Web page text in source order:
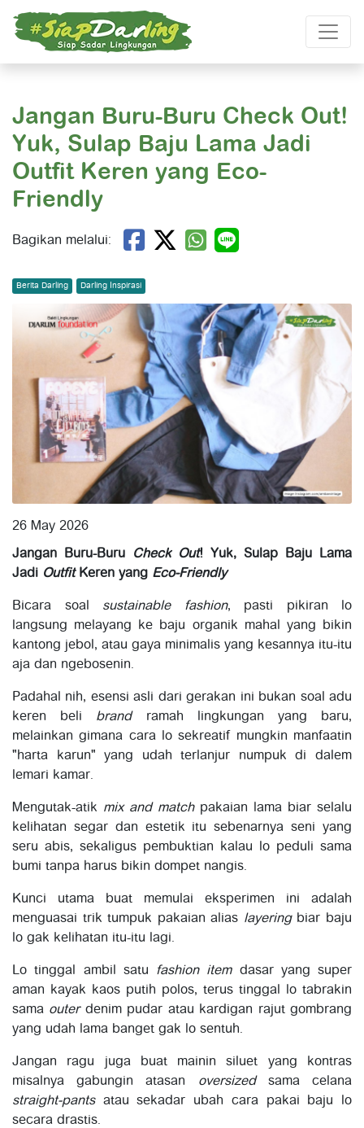
Jangan Buru-Buru Check Out!
Yuk, Sulap Baju Lama Jadi
Outfit Keren yang Eco-
Friendly
Bagikan melalui:
Berita Darling Darling Inspirasi
26 May 2026
Jangan Buru-Buru Check Out! Yuk, Sulap Baju Lama
Jadi OutfitKeren yang Eco-Friendly
Bicara soal sustainable fashion, pasti pikiran lo
langsung melayang ke baju organik mahal yang bikin
kantong jebol, atau gaya minimalis yang kesannya itu-itu
aja dan ngebosenin.
Padahal nih, esensi asli dari gerakan ini bukan soal adu
keren beli brandramah lingkungan yang baru,
melainkan gimana cara lo sekreatif mungkin manfaatin
"harta karun" yang udah terlanjur numpuk di dalem
lemari kamar.
Mengutak-atik mix and matchpakaian lama biar selalu
kelihatan segar dan estetik itu sebenarnya seni yang
seru abis, sekaligus pembuktian kalau lo peduli sama
bumi tanpa harus bikin dompet nangis.
Kunci utama buat memulai eksperimen ini adalah
menguasai trik tumpuk pakaian alias layeringbiar baju
lo gak kelihatan itu-itu lagi.
Lo tinggal ambil satu fashion itemdasar yang super
aman kayak kaos putih polos, terus tinggal lo tabrakin
sama outerdenim pudar atau kardigan rajut gombrang
yang udah lama banget gak lo sentuh.
Jangan ragu juga buat mainin siluet yang kontras
misalnya gabungin atasan oversizedsama celana
straight-pantsatau sekadar ubah cara pakai baju lo
secara drastis.